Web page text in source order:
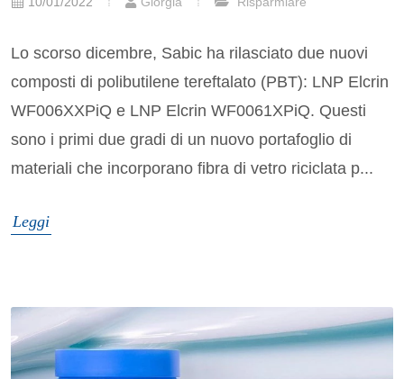
Lo scorso dicembre, Sabic ha rilasciato due nuovi
composti di polibutilene tereftalato (PBT): LNP Elcrin
WF006XXPiQ e LNP Elcrin WF0061XPiQ. Questi
sono i primi due gradi di un nuovo portafoglio di
materiali che incorporano fibra di vetro riciclata p...
Leggi